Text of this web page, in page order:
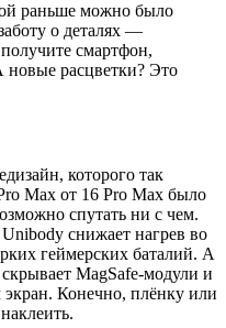
раньше можно было
о деталях —
смартфон,
новые расцветки? Это
которого так
Max от 16 Pro Max было
спутать ни с чем.
снижает нагрев во
геймерских баталий. А
MagSafe-модули и
экран. Конечно, плёнку или